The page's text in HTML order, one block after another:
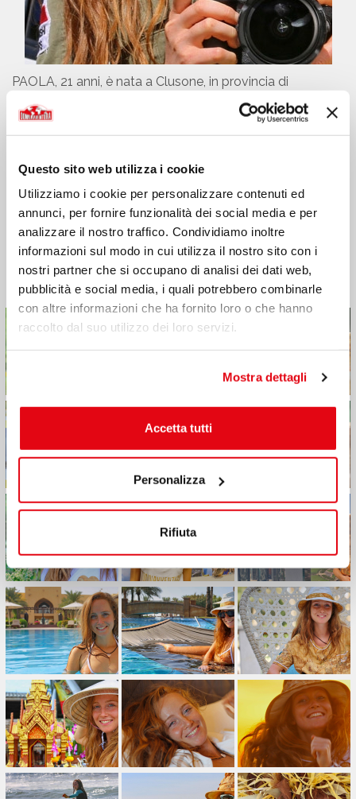
Questo sito web utilizza i cookie
Utilizziamo i cookie per personalizzare contenuti ed
annunci, per fornire funzionalità dei social media e per
analizzare il nostro traffico. Condividiamo inoltre
informazioni sul modo in cui utilizza il nostro sito con i
nostri partner che si occupano di analisi dei dati web,
pubblicità e social media, i quali potrebbero combinarle
con altre informazioni che ha fornito loro o che hanno
raccolto dal suo utilizzo dei loro servizi.
Mostra dettagli
Accetta tutti
Personalizza
Rifiuta
PAOLA, 21 anni, è nata a Clusone, in provincia di
Bergamo e vive a Milano dove frequenta la facoltà di
Scienze della Comunicazione. Solare e determinata, ama
viaggiare ma soprattutto scoprire culture diverse, luoghi
praticato sport, danza, sci, nuoto, pallavolo e ama
mettersi alla prova ed essere indipendente.
GALLERIA FOTOGRAFICA DI
PAOLA B